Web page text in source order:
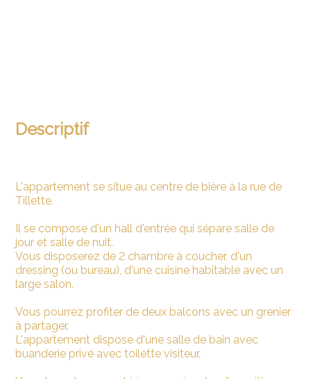
Descriptif
L'appartement se situe au centre de bière à la rue de
Tillette.
Il se compose d'un hall d'entrée qui sépare salle de
jour et salle de nuit.
Vous disposerez de 2 chambre à coucher, d'un
dressing (ou bureau), d'une cuisine habitable avec un
large salon.
Vous pourrez profiter de deux balcons avec un grenier
à partager.
L'appartement dispose d'une salle de bain avec
buanderie privé avec toilette visiteur.